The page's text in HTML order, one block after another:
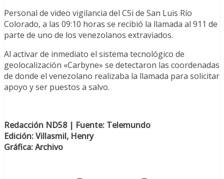
Personal de video vigilancia del C5i de San Luis Río
Colorado, a las 09:10 horas se recibió la llamada al 911 de
parte de uno de los venezolanos extraviados.
Al activar de inmediato el sistema tecnológico de
geolocalización «Carbyne» se detectaron las coordenadas
de donde el venezolano realizaba la llamada para solicitar
apoyo y ser puestos a salvo.
Redacción ND58 | Fuente: Telemundo
Edición: Villasmil, Henry
Gráfica: Archivo